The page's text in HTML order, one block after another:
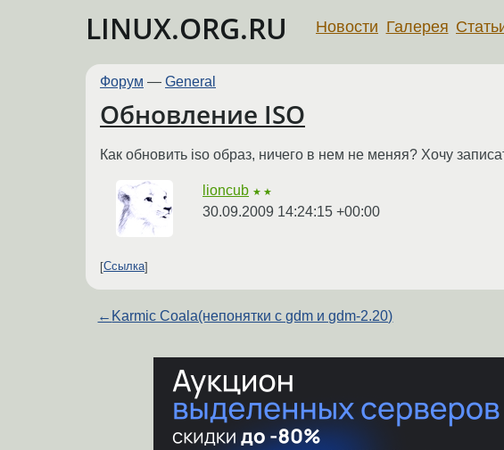
LINUX.ORG.RU Новости Галерея
Форум — General
Обновление ISO
Как обновить iso образ, ничего в нем не меняя? Хочу
lioncub ★★
30.09.2009 14:24:15 +00:00
Ссылка
← Karmic Coala(непонятки с gdm и gdm-2.20)